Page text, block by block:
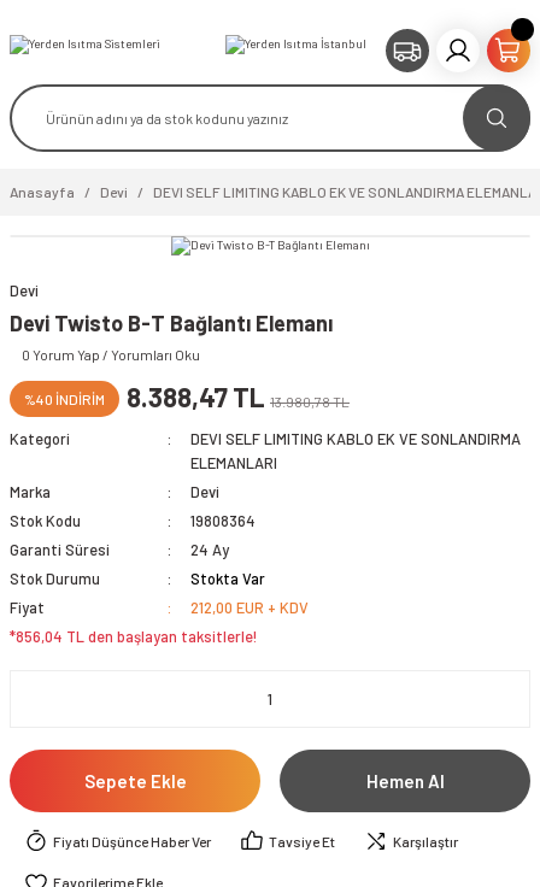
Anasayfa Devi DEVI SELF LIMITING KABLO EK VE SONLANDIRMA
Devi
Devi Twisto B-T Bağlantı Elemanı
0 Yorum Yap / Yorumları Oku
%40 İNDİRİM 8.388,47 TL 13.980,78 TL
Kategori
DEVI SELF LIMITING KABLO EK VE SONLANDIRMA
ELEMANLARI
Marka
Devi
Stok Kodu
19808364
Garanti Süresi
24 Ay
Stok Durumu
Stokta Var
Fiyat
212,00 EUR + KDV
*856,04 TL den başlayan taksitlerle!
Sepete Ekle Hemen Al
Fiyatı Düşünce Haber Ver Tavsiye Et Karşılaştır